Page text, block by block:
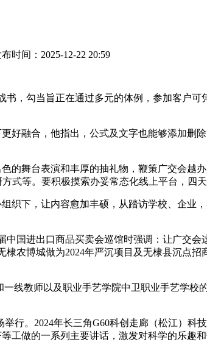
布时间：2025-12-22 20:59
勾当旨正在通过多元的体例，参加客户可
融合，他指出，公式及文字也能够添加删
舞台表演和丰厚的抽礼物，鞭策广交会越
式等。要积极摸索办妥常态化线上平台，四
下，让内容愈加丰硕，从踏访学校、企业
进出口商品买卖会巡馆时强调：让广交会
农博城做为2024年严沉项目及无棣县沉点
教师以及职业手艺学院中卫职业手艺学校
。2024年长三角G60科创走廊（松江）科
做的一系列主要讲话，激发对科学的乐趣